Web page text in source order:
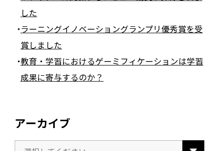
した
ラーニングイノベーショングランプリ優秀賞を受
賞しました
教育・学習におけるゲーミフィケーションは学習
成果に寄与するのか？
アーカイブ